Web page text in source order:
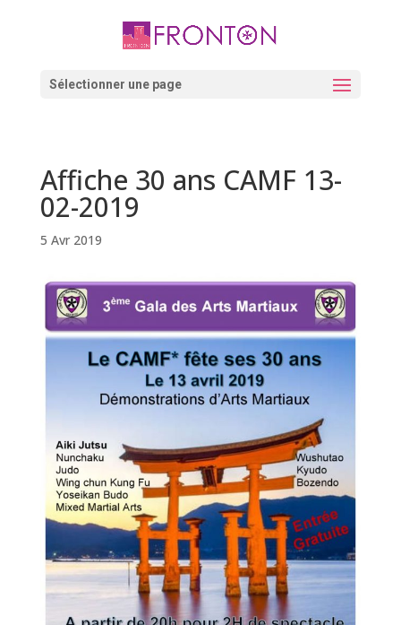
Sélectionner une page
Affiche 30 ans CAMF 13-
02-2019
5 Avr 2019